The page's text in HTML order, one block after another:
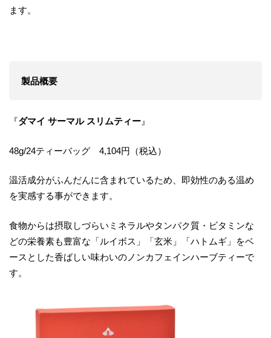
ます。
製品概要
『ダマイ サーマル スリムティー 』
48g/24ティーバッグ 4,104円（税込）
温活成分がふんだんに含まれているため、即効性のある温め
を実感する事ができます。
食物からは摂取しづらいミネラルやタンパク質・ビタミンな
どの栄養素も豊富な「ルイボス」「玄米」「ハトムギ」をベ
ースとした香ばしい味わいのノンカフェインハーブティーで
す。